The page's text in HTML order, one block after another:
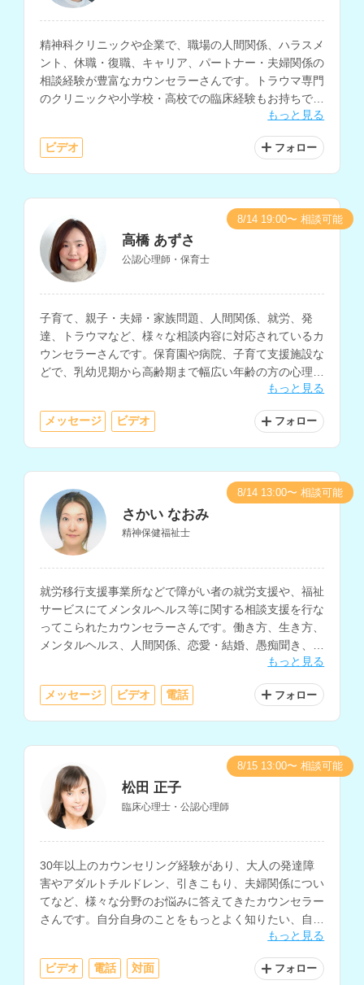
精神科クリニックや企業で、職場の人間関係、ハラスメ
ント、休職・復職、キャリア、パートナー・夫婦関係の
相談経験が豊富なカウンセラーさんです。トラウマ専門
のクリニックや小学校・高校での臨床経験もお持ちで、
PTSD、自己理解、子育て等の相談も得意とされていま
もっと見る
ビデオ フォロー
高橋 あずさ
公認心理師・保育士
子育て、親子・夫婦・家族問題、人間関係、就労、発
達、トラウマなど、様々な相談内容に対応されているカ
ウンセラーさんです。保育園や病院、子育て支援施設な
どで、乳幼児期から高齢期まで幅広い年齢の方の心理支
もっと見る
メッセージ ビデオ フォロー
8/14 19:00〜 相談可能
さかい なおみ
精神保健福祉士
就労移行支援事業所などで障がい者の就労支援や、福祉
サービスにてメンタルヘルス等に関する相談支援を行な
ってこられたカウンセラーさんです。働き方、生き方、
メンタルヘルス、人間関係、恋愛・結婚、愚痴聞き、福
祉サービスの相談などを得意とされています。もっと見る
メッセージ ビデオ 電話 フォロー
8/14 13:00〜 相談可能
松田 正子
臨床心理士・公認心理師
30年以上のカウンセリング経験があり、大人の発達障
害やアダルトチルドレン、引きこもり、夫婦関係につい
てなど、様々な分野のお悩みに答えてきたカウンセラー
さんです。自分自身のことをもっとよく知りたい、自分
らしく生きたいと考えている方にもおすすめです。
もっと見る
ビデオ 電話 対面 フォロー
8/15 13:00〜 相談可能